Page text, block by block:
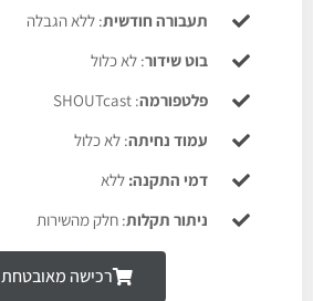
תעבורה חודשית: ללא הגבלה
בוט שידור: לא כלול
פלטפורמה: SHOUTcast
עמוד נחיתה: לא כלול
דמי התקנה: ללא
ניתור תקלות: חלק מהשירות
רכישה מאובטחת